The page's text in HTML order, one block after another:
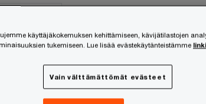
käyttäjäkokemuksen kehittämiseen, kävijätilastojen
tukemiseen. Lue lisää evästekäytänteistämme
Vain välttämättömät evästeet